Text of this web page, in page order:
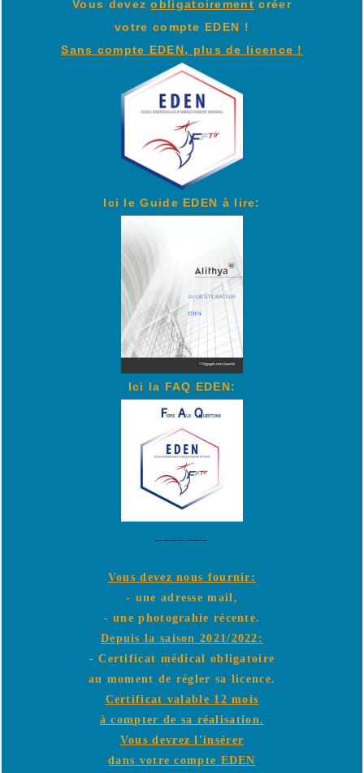
Vous devezobligatoirement créer
votre compte EDEN !
Sans compte EDEN, plus de licence !
Ici le Guide EDEN à lire:
Ici la FAQ EDEN:
Vous devez nous fournir:
- une adresse mail,
- une photograhie récente.
Depuis la saison 2021/2022:
- Certificat médical obligatoire
au moment de régler sa licence.
Certificat valable 12 mois
à compter de sa réalisation.
Vous devrez l'insérer
dans votre compte EDEN